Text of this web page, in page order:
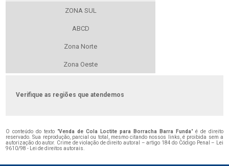
ZONA SUL
ABCD
Zona Norte
Zona Oeste
Verifique as regiões que atendemos
O conteúdo do texto "Venda de Cola Loctite para Borracha Barra Funda" é de direito
reservado. Sua reprodução, parcial ou total, mesmo citando nossos links, é proibida sem a
autorização do autor. Crime de violação de direito autoral – artigo 184 do Código Penal – Lei
9610/98 - Lei de direitos autorais.